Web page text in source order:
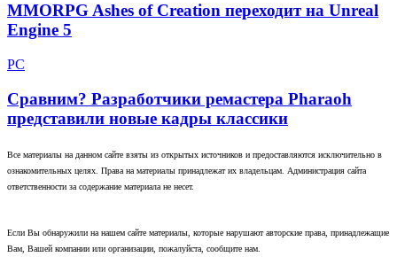
MMORPG Ashes of Creation переходит на Unreal
Engine 5
PC
Сравним? Разработчики ремастера Pharaoh
представили новые кадры классики
Все материалы на данном сайте взяты из открытых источников и предоставляются исключительно в
ознакомительных целях. Права на материалы принадлежат их владельцам. Администрация сайта
ответственности за содержание материала не несет.
Если Вы обнаружили на нашем сайте материалы, которые нарушают авторские права, принадлежащие
Вам, Вашей компании или организации, пожалуйста, сообщите нам.